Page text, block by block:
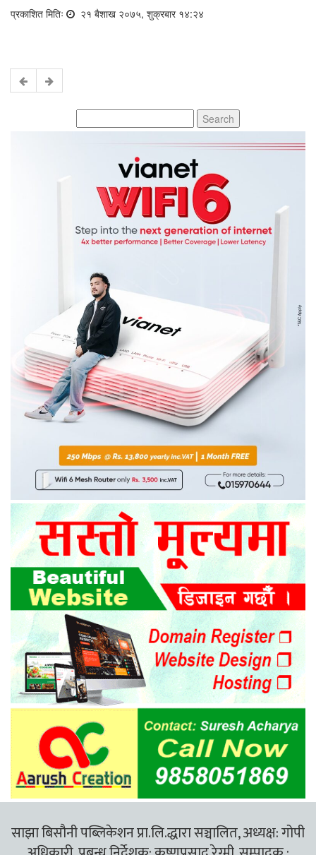
प्रकाशित मितिः २१ बैशाख २०७५, शुक्रबार १४:२४
for:
साझा बिसौनी पब्लिकेशन प्रा.लि.द्धारा सञ्चालित, अध्यक्ष: गोपी